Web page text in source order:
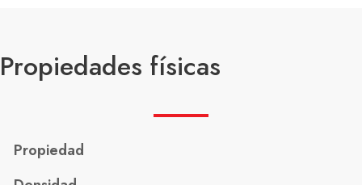
Propiedades físicas
Propiedad